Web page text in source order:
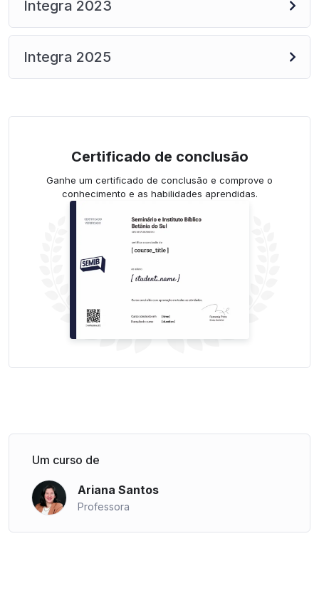
Integra 2023
Integra 2025
Certificado de conclusão
Ganhe um certificado de conclusão e comprove o
conhecimento e as habilidades aprendidas.
Um curso de
Ariana Santos
Professora